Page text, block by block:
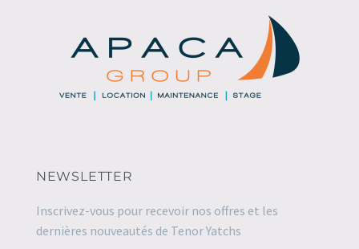
NEWSLETTER
Inscrivez-vous pour recevoir nos offres et les
dernières nouveautés de Tenor Yatchs